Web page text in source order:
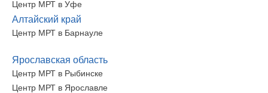
Центр МРТ в Уфе
Алтайский край
Центр МРТ в Барнауле
Ярославская область
Центр МРТ в Рыбинске
Центр МРТ в Ярославле